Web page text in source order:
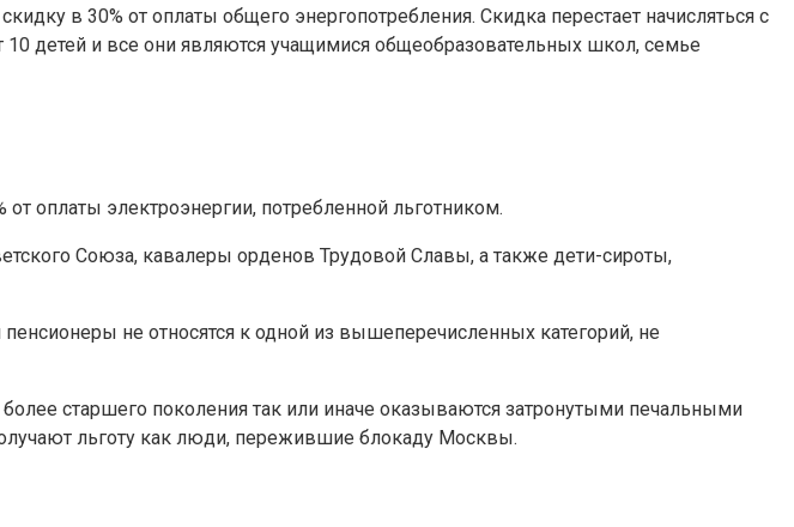
в 30% от оплаты общего энергопотребления. Скидка перестает начисляться с
детей и все они являются учащимися общеобразовательных школ, семье
оплаты электроэнергии, потребленной льготником.
Союза, кавалеры орденов Трудовой Славы, а также дети-сироты,
не относятся к одной из вышеперечисленных категорий, не
старшего поколения так или иначе оказываются затронутыми печальными
льготу как люди, пережившие блокаду Москвы.